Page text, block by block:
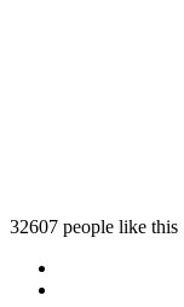
32607 people like this